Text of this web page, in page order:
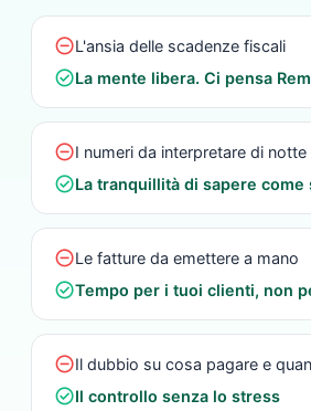
do_not_disturb_onL'ansia delle scadenze fiscali
check_circleLa mente libera. Ci pensa
do_not_disturb_onI numeri da interpretare di notte
check_circleLa tranquillità di sapere come
do_not_disturb_onLe fatture da emettere a mano
check_circleTempo per i tuoi clienti, non
do_not_disturb_onIl dubbio su cosa pagare e
check_circleIl controllo senza lo stress